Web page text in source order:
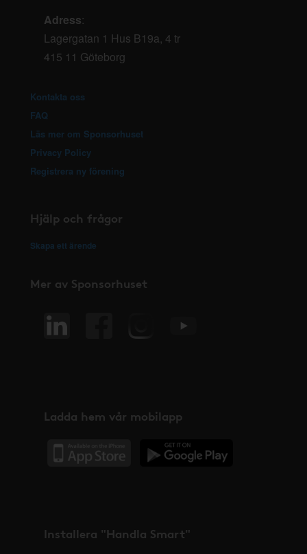
Adress:
Lagergatan 1 Hus B19a, 4 tr
415 11 Göteborg
Kontakta oss
FAQ
Läs mer om Sponsorhuset
Privacy Policy
Registrera ny förening
Hjälp och frågor
Skapa ett ärende
Mer av Sponsorhuset
Ladda hem vår mobilapp
Installera "Handla Smart"